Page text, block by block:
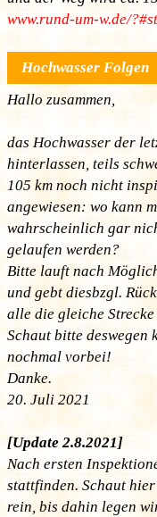
www.rund-um-w.de/
Hochwasser Folgen
Hallo zusammen,
das Hochwasser der
hinterlassen, teils
105 km noch nicht
angewiesen: wo kann
wahrscheinlich gar
gelaufen werden?
Bitte lauft nach
und gebt diesbzgl.
alle die gleiche
Schaut bitte deswegen
nochmal vorbei!
Danke.
20. Juli 2021
[Update 2.8.2021]
Nach ersten
stattfinden. Schaut
rein, bis dahin legen